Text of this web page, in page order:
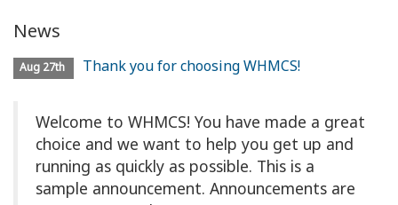
News
Aug 27th Thank you for choosing WHMCS!
Welcome to WHMCS! You have made a great
choice and we want to help you get up and
running as quickly as possible. This is a
sample announcement. Announcements are